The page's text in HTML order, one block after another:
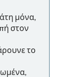
μόνα,
στον
το